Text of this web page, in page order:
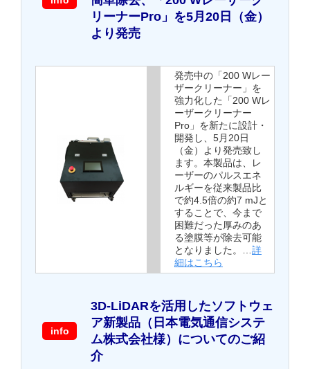
リーナーPro」を5月20日（金）
より発売
発売中の「200 Wレー
ザークリーナー」を
強力化した「200 Wレ
ーザークリーナー
Pro」を新たに設計・
開発し、5月20日
（金）より発売致し
ます。本製品は、レ
ーザーのパルスエネ
ルギーを従来製品比
で約4.5倍の約7 mJと
することで、今まで
困難だった厚みのあ
る塗膜等が除去可能
となりました。… 詳
細はこちら
info
3D-LiDARを活用したソフトウェ
ア新製品（日本電気通信システ
ム株式会社様）についてのご紹
介